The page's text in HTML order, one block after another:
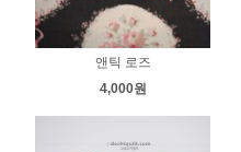
앤틱 로즈
4,000원